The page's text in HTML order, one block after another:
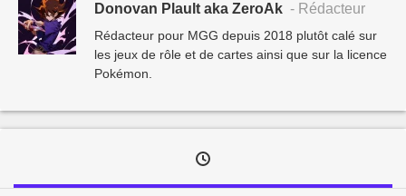
Donovan Plault aka ZeroAk - Rédacteur
Rédacteur pour MGG depuis 2018 plutôt calé sur
les jeux de rôle et de cartes ainsi que sur la licence
Pokémon.